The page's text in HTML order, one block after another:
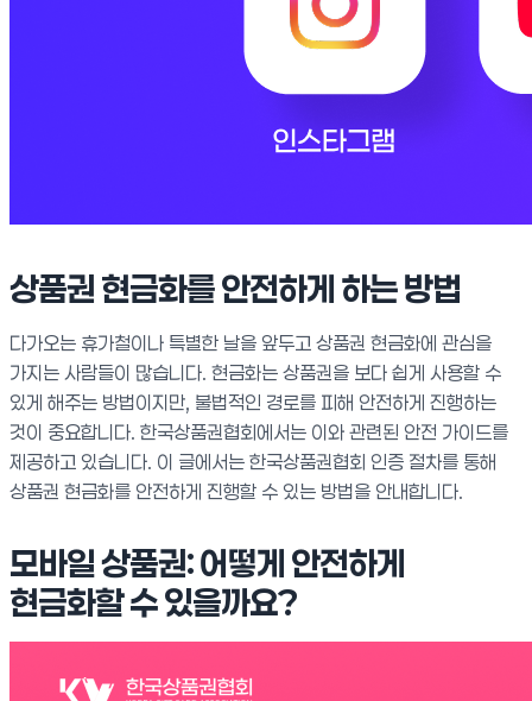
상품권 현금화를 안전하게 하는 방법
다가오는 휴가철이나 특별한 날을 앞두고 상품권 현금화에 관심을
가지는 사람들이 많습니다. 현금화는 상품권을 보다 쉽게 사용할 수
있게 해주는 방법이지만, 불법적인 경로를 피해 안전하게 진행하는
것이 중요합니다. 한국상품권협회에서는 이와 관련된 안전 가이드를
제공하고 있습니다. 이 글에서는 한국상품권협회 인증 절차를 통해
상품권 현금화를 안전하게 진행할 수 있는 방법을 안내합니다.
모바일 상품권: 어떻게 안전하게
현금화할 수 있을까요?